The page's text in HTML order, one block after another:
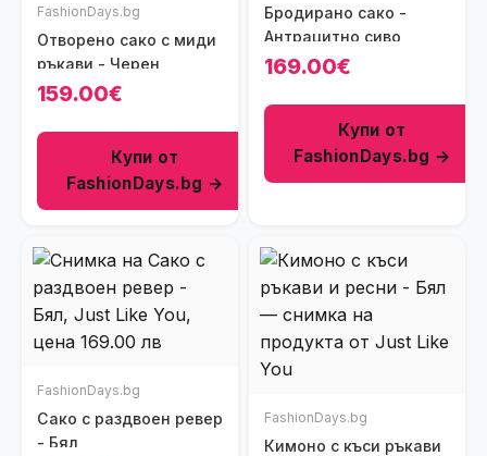
FashionDays.bg
Отворено сако с миди
ръкави - Черен
159.00€
Купи от
FashionDays.bg →
Бродирано сако -
Антрацитно сиво
169.00€
Купи от
FashionDays.bg →
FashionDays.bg
Сако с раздвоен ревер
- Бял
FashionDays.bg
Кимоно с къси ръкави